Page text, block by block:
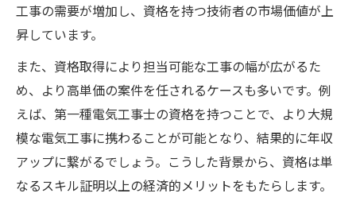
工事の需要が増加し、資格を持つ技術者の市場価値が上
昇しています。
また、資格取得により担当可能な工事の幅が広がるた
め、より高単価の案件を任されるケースも多いです。例
えば、第一種電気工事士の資格を持つことで、より大規
模な電気工事に携わることが可能となり、結果的に年収
アップに繋がるでしょう。こうした背景から、資格は単
なるスキル証明以上の経済的メリットをもたらします。